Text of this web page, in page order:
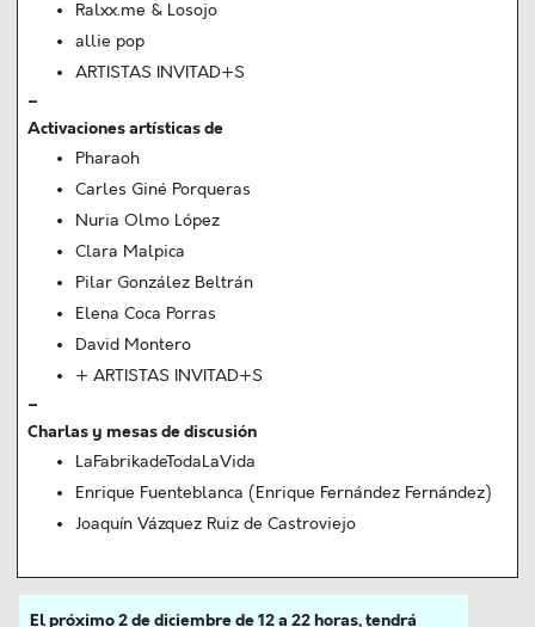
Ralxx.me & Losojo
allie pop
ARTISTAS INVITAD+S
–
Activaciones artísticas de
Pharaoh
Carles Giné Porqueras
Nuria Olmo López
Clara Malpica
Pilar González Beltrán
Elena Coca Porras
David Montero
+ ARTISTAS INVITAD+S
–
Charlas y mesas de discusión
LaFabrikadeTodaLaVida
Enrique Fuenteblanca (Enrique Fernández Fernández)
Joaquín Vázquez Ruiz de Castroviejo
El próximo 2 de diciembre de 12 a 22 horas, tendrá